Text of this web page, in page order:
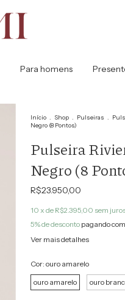
Para homens
Início . Shop . Pulseiras .
Negro (8 Pontos)
Pulseira
Negro (8
R$23.950,00
10 x de R$2.395,00 sem
5% de descontopagando
Ver mais detalhes
Cor: ouro amarelo
ouro amarelo
ouro